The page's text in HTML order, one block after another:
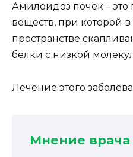
Амилоидоз почек – это
веществ, при которой
пространстве
белки с низкой
Лечение этого
Мнение врача